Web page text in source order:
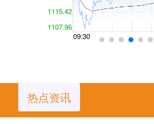
热点资讯